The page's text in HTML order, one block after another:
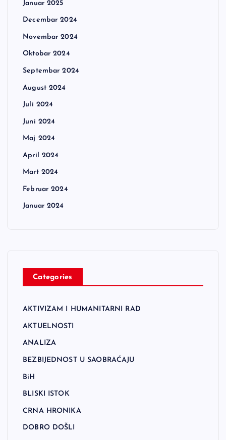
Januar 2025
Decembar 2024
Novembar 2024
Oktobar 2024
Septembar 2024
August 2024
Juli 2024
Juni 2024
Maj 2024
April 2024
Mart 2024
Februar 2024
Januar 2024
Categories
AKTIVIZAM I HUMANITARNI RAD
AKTUELNOSTI
ANALIZA
BEZBIJEDNOST U SAOBRAĆAJU
BiH
BLISKI ISTOK
CRNA HRONIKA
DOBRO DOŠLI